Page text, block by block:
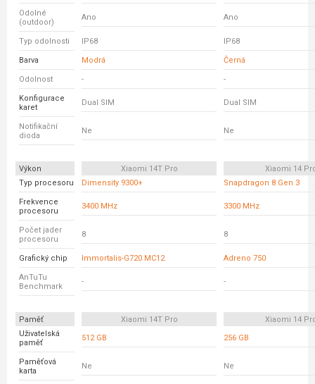
Odolné
(outdoor)
Ano Ano
Typ odolnosti IP68 IP68
Barva Modrá Černá
Odolnost - -
Konfigurace
karet
Dual SIM Dual SIM
Notifikační
dioda
Ne Ne
Výkon Xiaomi 14T Pro
Xiaomi 14
Typ procesoru
Dimensity 9300+ Snapdragon 8 Gen 3
Frekvence
procesoru
3400 MHz 3300 MHz
Počet jader
procesoru
8 8
Grafický chip Immortalis-G720 MC12 Adreno 750
AnTuTu
Benchmark
- -
Paměť Xiaomi 14T Pro
Xiaomi 14
Uživatelská
paměť
512 GB 256 GB
Paměťová
karta
Ne Ne